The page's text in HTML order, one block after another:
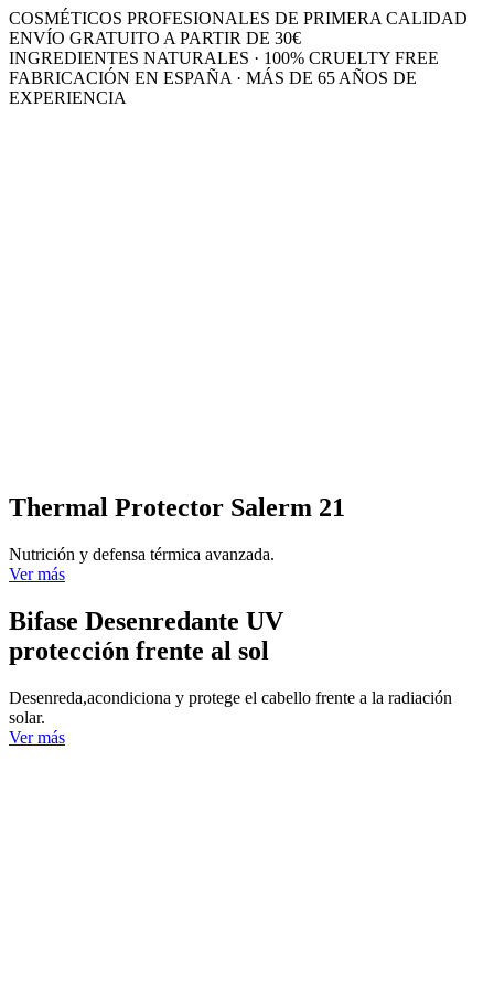
COSMÉTICOS PROFESIONALES DE PRIMERA CALIDAD
ENVÍO GRATUITO A PARTIR DE 30€
INGREDIENTES NATURALES · 100% CRUELTY FREE
FABRICACIÓN EN ESPAÑA · MÁS DE 65 AÑOS DE
EXPERIENCIA
Thermal Protector Salerm 21
Nutrición y defensa térmica avanzada.
Ver más
Bifase Desenredante UV
protección frente al sol
Desenreda,acondiciona y protege el cabello frente a la radiación
solar.
Ver más